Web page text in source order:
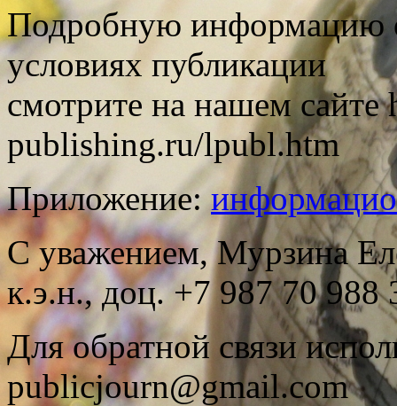
Подробную информацию
условиях публикации
смотрите на нашем
publishing.ru/lpubl.htm
Приложение:
С уважением, Мурзина
к.э.н., доц. +7 987 70 988
Для обратной связи
publicjourn@gmail.com